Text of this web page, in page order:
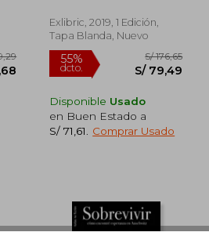
55%
dcto.
Exlibric, 2019, 1 Edición,
Tapa Blanda, Nuevo
Disponible Usado
en Buen Estado a
S/ 71,61
Comprar Usado